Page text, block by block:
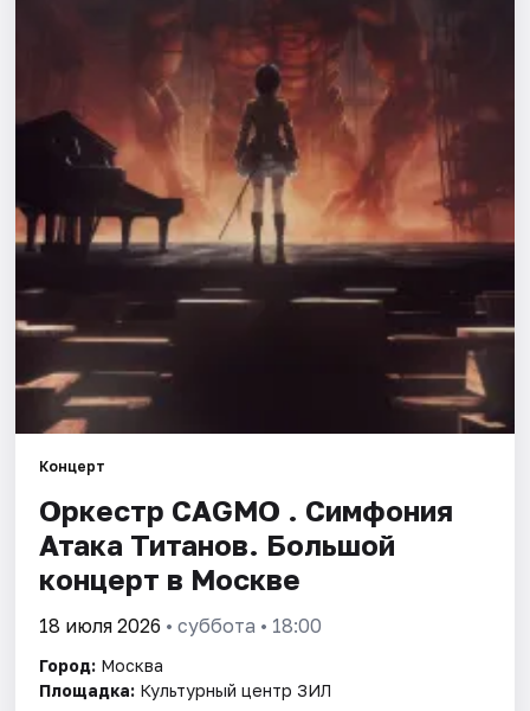
Площадки
Артисты
Рейтинги
Концерт
Оркестр CAGMO . Симфония
Атака Титанов. Большой
концерт в Москве
18 июля 2026 • суббота • 18:00
Город: Москва
Площадка: Культурный центр ЗИЛ